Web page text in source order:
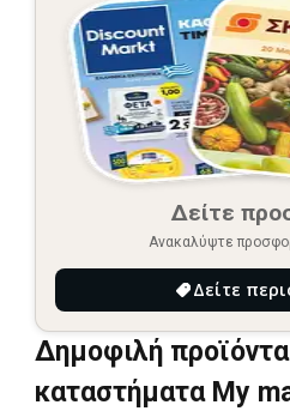
Δείτε
Ανακαλύψτε
Δείτε
Δημοφιλή
καταστήματα My